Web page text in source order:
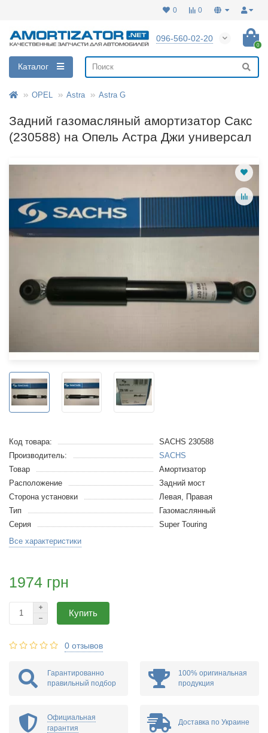
0
0
096-560-02-20
0
Каталог
OPEL Astra Astra G
Задний газомасляный амортизатор Сакс
(230588) на Опель Астра Джи универсал
Код товара:
SACHS 230588
Производитель:
SACHS
Товар
Амортизатор
Расположение
Задний мост
Сторона установки
Левая, Правая
Тип
Газомаслянный
Серия
Super Touring
Все характеристики
1974 грн
Купить
0 отзывов
Гарантированно
правильный подбор
100% оригинальная
продукция
Официальная
гарантия
Доставка по Украине